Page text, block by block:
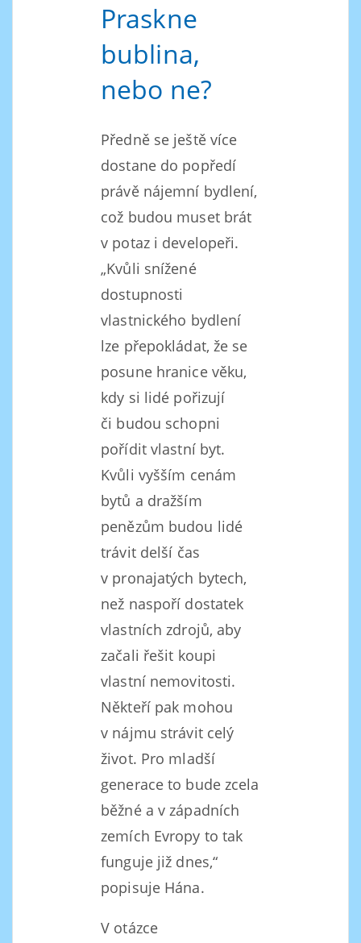
Praskne
bublina,
nebo ne?
Předně se ještě více
dostane do popředí
právě nájemní bydlení,
což budou muset brát
v potaz i developeři.
„Kvůli snížené
dostupnosti
vlastnického bydlení
lze přepokládat, že se
posune hranice věku,
kdy si lidé pořizují
či budou schopni
pořídit vlastní byt.
Kvůli vyšším cenám
bytů a dražším
penězům budou lidé
trávit delší čas
v pronajatých bytech,
než naspoří dostatek
vlastních zdrojů, aby
začali řešit koupi
vlastní nemovitosti.
Někteří pak mohou
v nájmu strávit celý
život. Pro mladší
generace to bude zcela
běžné a v západních
zemích Evropy to tak
funguje již dnes,“
popisuje Hána.
V otázce